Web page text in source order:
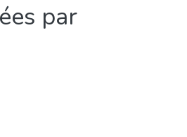
par